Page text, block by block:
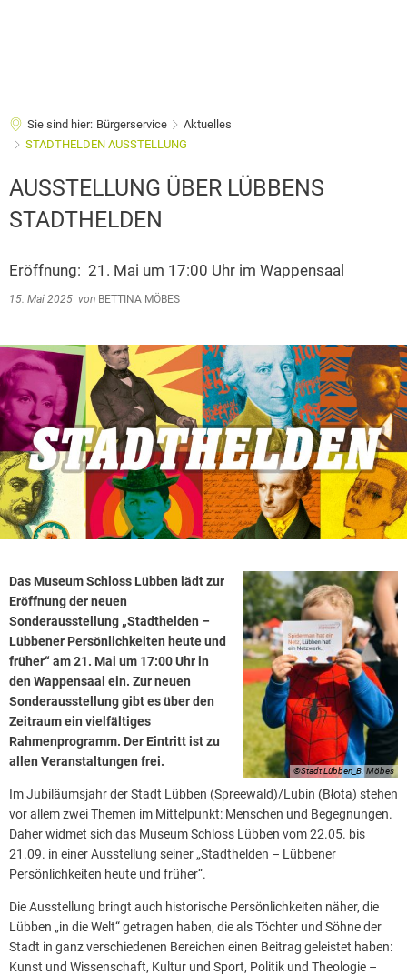
Sie sind hier: Bürgerservice
Aktuelles
STADTHELDEN AUSSTELLUNG
AUSSTELLUNG ÜBER LÜBBENS
STADTHELDEN
Eröffnung: 21. Mai um 17:00 Uhr im Wappensaal
15. Mai 2025 von BETTINA MÖBES
©Stadt Lübben_B. Möbes
Das Museum Schloss Lübben lädt zur
Eröffnung der neuen
Sonderausstellung „Stadthelden –
Lübbener Persönlichkeiten heute und
früher“ am 21. Mai um 17:00 Uhr in
den Wappensaal ein. Zur neuen
Sonderausstellung gibt es über den
Zeitraum ein vielfältiges
Rahmenprogramm. Der Eintritt ist zu
allen Veranstaltungen frei.
Im Jubiläumsjahr der Stadt Lübben (Spreewald)/Lubin (Błota) stehen
vor allem zwei Themen im Mittelpunkt: Menschen und Begegnungen.
Daher widmet sich das Museum Schloss Lübben vom 22.05. bis
21.09. in einer Ausstellung seiner „Stadthelden – Lübbener
Persönlichkeiten heute und früher“.
Die Ausstellung bringt auch historische Persönlichkeiten näher, die
Lübben „in die Welt“ getragen haben, die als Töchter und Söhne der
Stadt in ganz verschiedenen Bereichen einen Beitrag geleistet haben:
Kunst und Wissenschaft, Kultur und Sport, Politik und Theologie –